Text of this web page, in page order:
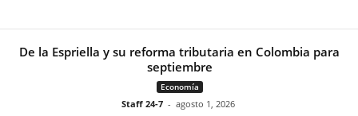
De la Espriella y su reforma tributaria en Colombia para
septiembre
Economía
Staff 24-7 - agosto 1, 2026